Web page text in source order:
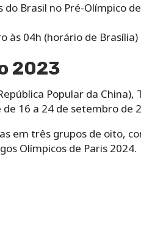
do Brasil no Pré-Olímpico
às 04h (horário de Brasília)
2023
Popular da
16 a 24 de setembro de
em três grupos de oito,
Olímpicos de Paris 2024.